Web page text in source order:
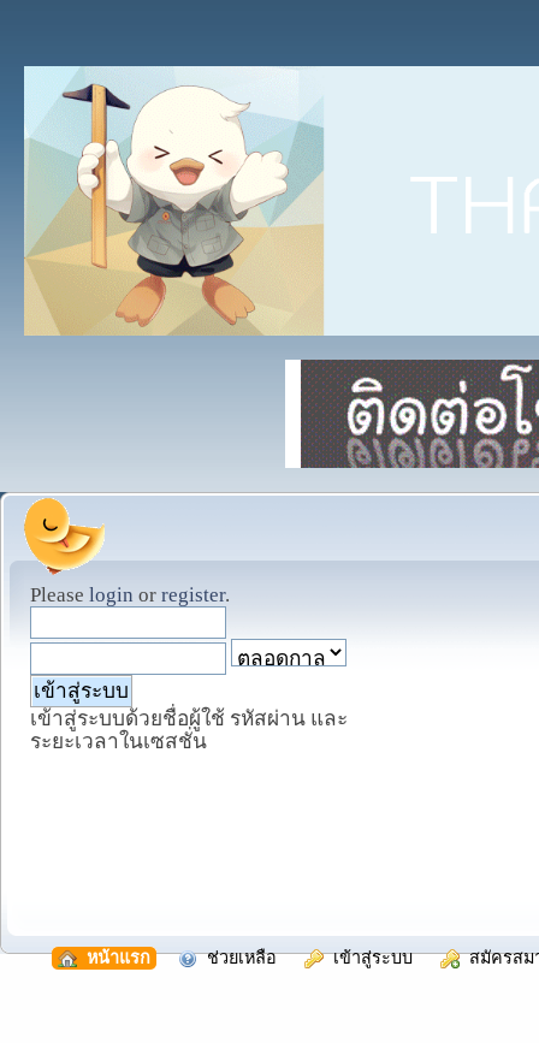
Please login or register.
เข้าสู่ระบบด้วยชื่อผู้ใช้ รหัสผ่าน และ
ระยะเวลาในเซสชั่น
หน้าแรก ช่วยเหลือ เข้าสู่ระบบ สมัครสม